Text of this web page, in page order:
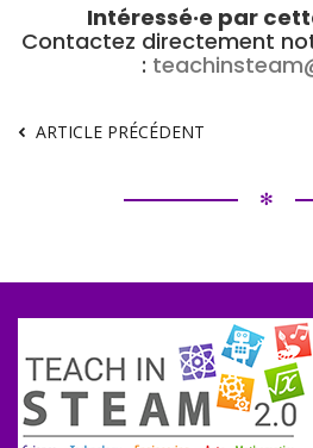
Intéressé·e par
Contactez directement
:
ARTICLE PRÉCÉDENT
✻